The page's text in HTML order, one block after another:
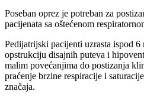
Poseban oprez je potreban za
pacijenata sa oštećenom
Pedijatrijski pacijenti uzrasta ispod 6
opstrukciju disajnih puteva i
malim povećanjima do postizanja
praćenje brzine respiracije i
značaja.